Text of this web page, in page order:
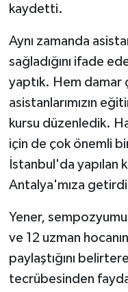
kaydetti.
Aynı zamanda
sağladığını ifade
yaptık. Hem damar
asistanlarımızın
kursu düzenledik.
için de çok önemli
İstanbul'da yapılan
Antalya'mıza
Yener,
ve 12 uzman
paylaştığını
tecrübesinden